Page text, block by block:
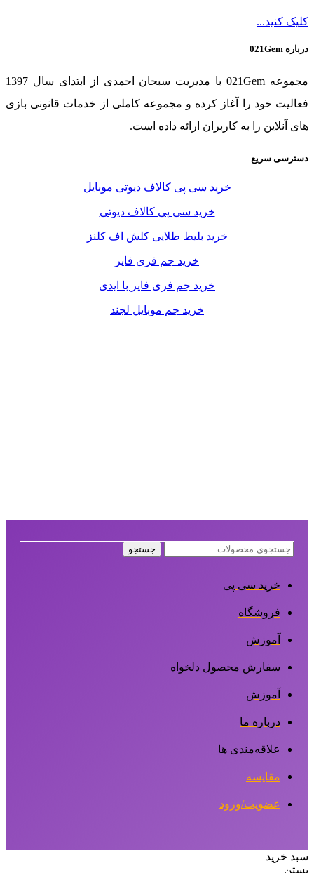
کلیک کنید...
درباره 021Gem
مجموعه 021Gem با مدیریت سبحان احمدی از ابتدای سال 1397
فعالیت خود را آغاز کرده و مجموعه کاملی از خدمات قانونی بازی
های آنلاین را به کاربران ارائه داده است.
دسترسی سریع
خرید سی پی کالاف دیوتی موبایل
خرید سی پی کالاف دیوتی
خرید بلیط طلایی کلش اف کلنز
خرید جم فری فایر
خرید جم فری فایر با ایدی
خرید جم موبایل لجند
جستجو
خرید سی پی
فروشگاه
آموزش
سفارش محصول دلخواه
آموزش
درباره ما
علاقه‌مندی ها
مقایسه
عضویت/ورود
سبد خرید
بستن